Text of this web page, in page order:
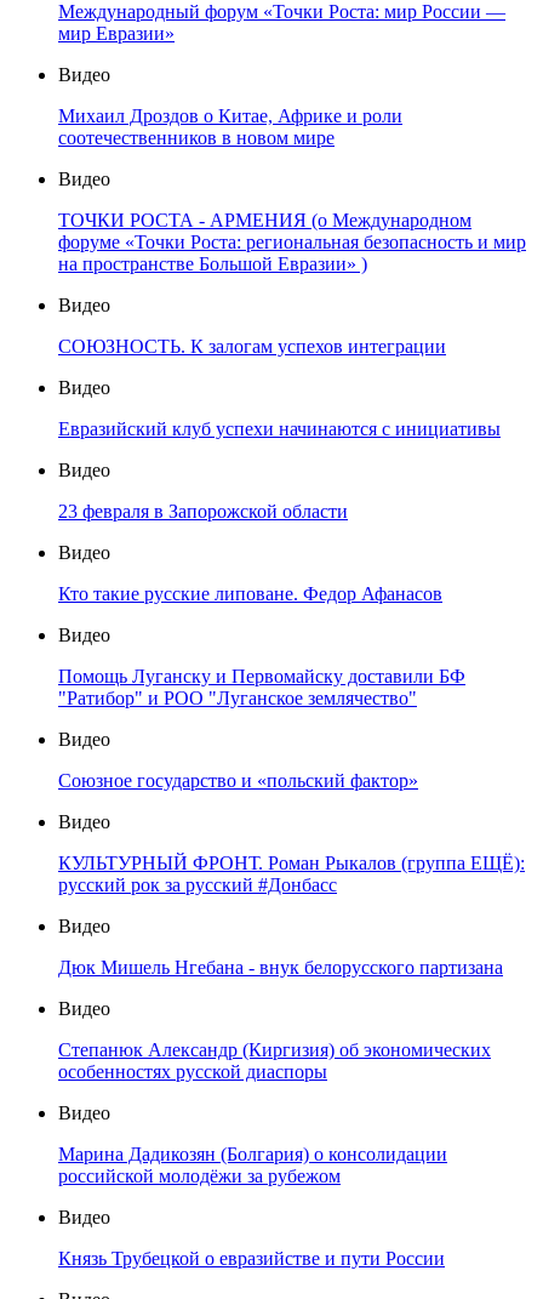
Международный форум «Точки Роста: мир России —
мир Евразии»
Видео
Михаил Дроздов о Китае, Африке и роли
соотечественников в новом мире
Видео
ТОЧКИ РОСТА - АРМЕНИЯ (о Международном
форуме «Точки Роста: региональная безопасность и мир
на пространстве Большой Евразии» )
Видео
СОЮЗНОСТЬ. К залогам успехов интеграции
Видео
Евразийский клуб успехи начинаются с инициативы
Видео
23 февраля в Запорожской области
Видео
Кто такие русские липоване. Федор Афанасов
Видео
Помощь Луганску и Первомайску доставили БФ
"Ратибор" и РОО "Луганское землячество"
Видео
Союзное государство и «польский фактор»
Видео
КУЛЬТУРНЫЙ ФРОНТ. Роман Рыкалов (группа ЕЩЁ):
русский рок за русский #Донбасс
Видео
Дюк Мишель Нгебана - внук белорусского партизана
Видео
Степанюк Александр (Киргизия) об экономических
особенностях русской диаспоры
Видео
Марина Дадикозян (Болгария) о консолидации
российской молодёжи за рубежом
Видео
Князь Трубецкой о евразийстве и пути России